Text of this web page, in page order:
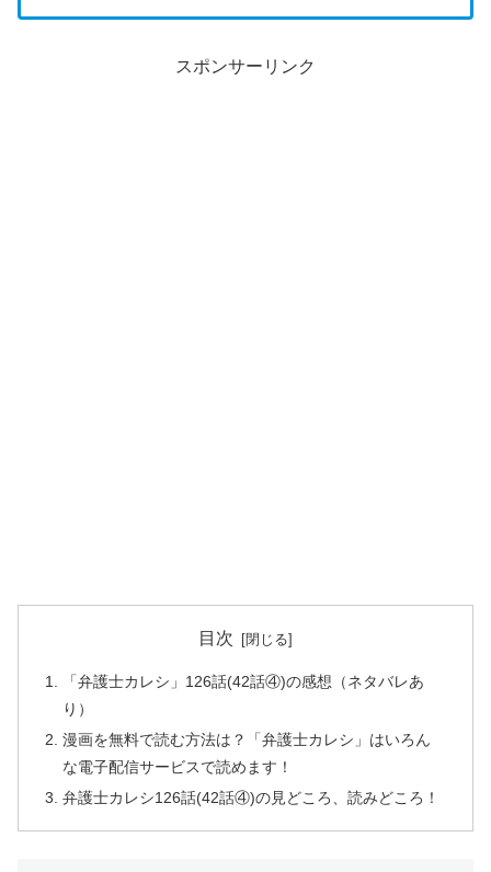
スポンサーリンク
目次
「弁護士カレシ」126話(42話④)の感想（ネタバレあ
り）
漫画を無料で読む方法は？「弁護士カレシ」はいろん
な電子配信サービスで読めます！
弁護士カレシ126話(42話④)の見どころ、読みどころ！